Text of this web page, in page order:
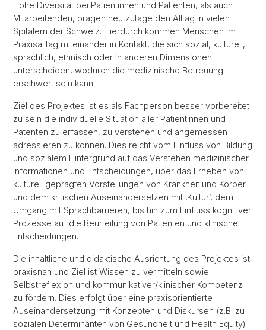
Hohe Diversität bei Patientinnen und Patienten, als auch
Mitarbeitenden, prägen heutzutage den Alltag in vielen
Spitälern der Schweiz. Hierdurch kommen Menschen im
Praxisalltag miteinander in Kontakt, die sich sozial, kulturell,
sprachlich, ethnisch oder in anderen Dimensionen
unterscheiden, wodurch die medizinische Betreuung
erschwert sein kann.
Ziel des Projektes ist es als Fachperson besser vorbereitet
zu sein die individuelle Situation aller Patientinnen und
Patenten zu erfassen, zu verstehen und angemessen
adressieren zu können. Dies reicht vom Einfluss von Bildung
und sozialem Hintergrund auf das Verstehen medizinischer
Informationen und Entscheidungen, über das Erheben von
kulturell geprägten Vorstellungen von Krankheit und Körper
und dem kritischen Auseinandersetzen mit ‚Kultur’, dem
Umgang mit Sprachbarrieren, bis hin zum Einfluss kognitiver
Prozesse auf die Beurteilung von Patienten und klinische
Entscheidungen.
Die inhaltliche und didaktische Ausrichtung des Projektes ist
praxisnah und Ziel ist Wissen zu vermitteln sowie
Selbstreflexion und kommunikativer/klinischer Kompetenz
zu fördern. Dies erfolgt über eine praxisorientierte
Auseinandersetzung mit Konzepten und Diskursen (z.B. zu
sozialen Determinanten von Gesundheit und Health Equity)